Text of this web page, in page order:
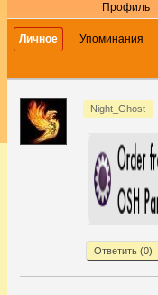
Профиль
Личное Упоминания
Night_Ghost
Ответить (0)